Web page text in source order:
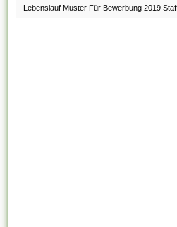
Lebenslauf Muster Für Bewerbung 2019